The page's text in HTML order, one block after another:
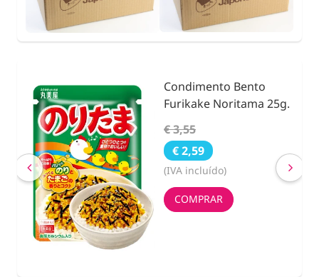
Condimento Bento
Furikake Noritama 25g.
€ 3,55
€ 2,59
(IVA incluído)
COMPRAR